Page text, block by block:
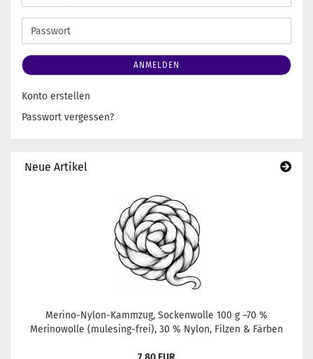
Mail-
Adresse
Passwort
ANMELDEN
Konto erstellen
Passwort vergessen?
Neue Artikel
Merino-Nylon-Kammzug, Sockenwolle 100 g –70 %
Merinowolle (mulesing-frei), 30 % Nylon, Filzen & Färben